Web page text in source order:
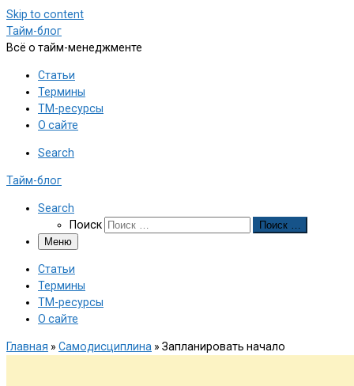
Skip to content
Тайм-блог
Всё о тайм-менеджменте
Статьи
Термины
ТМ-ресурсы
О сайте
Search
Тайм-блог
Search
Поиск
Поиск …
Меню
Статьи
Термины
ТМ-ресурсы
О сайте
Главная » Самодисциплина » Запланировать начало